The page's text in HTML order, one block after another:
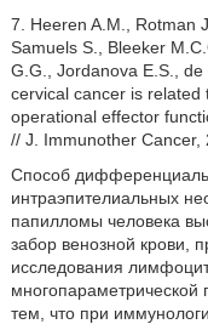
7. Heeren A.M., Rotman
Samuels S., Bleeker
G.G., Jordanova E.S.,
cervical cancer is related
operational effector
// J. Immunother Cancer,
Способ
интраэпителиальных
папилломы человека
забор венозной крови,
исследования
тем, что при